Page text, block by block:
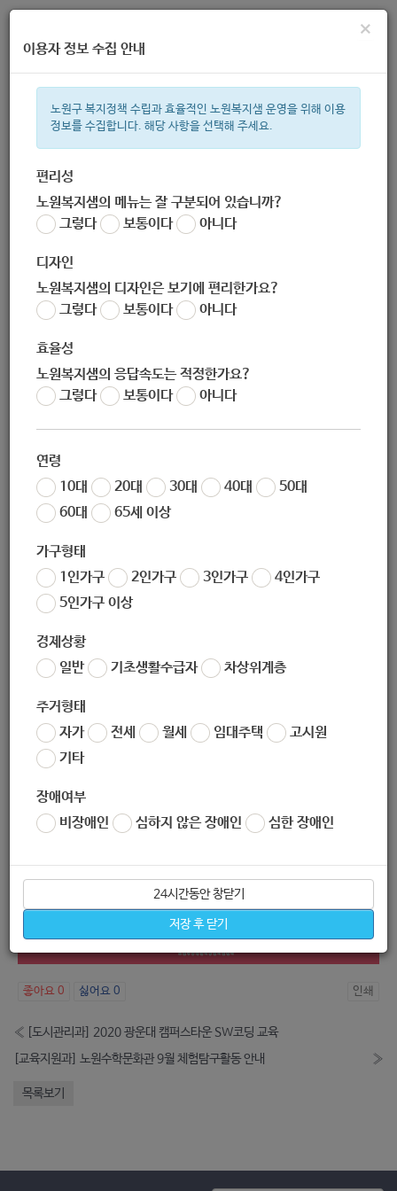
주간 인기검색어
한눈으로 보는 복지 정보
×
이용자 정보 수집 안내
노원구 복지정책 수립과 효율적인 노원복지샘 운영을 위해 이용
정보를 수집합니다. 해당 사항을 선택해 주세요.
편리성
노원복지샘의 메뉴는 잘 구분되어 있습니까?
그렇다
보통이다 아니다
디자인
노원복지샘의 디자인은 보기에 편리한가요?
그렇다
보통이다 아니다
효율성
노원복지샘의 응답속도는 적정한가요?
그렇다
보통이다 아니다
연령
10대
20대 30대 40대
50대
60대
65세 이상
가구형태
1인가구
2인가구 3인가구
4인가구
5인가구 이상
경제상황
일반
기초생활수급자 차상위계층
주거형태
자가
전세 월세 임대주택
고시원
기타
장애여부
비장애인
심하지 않은 장애인 심한 장애인
24시간동안 창닫기
저장 후 닫기
[생활보건과] 알코올중독 가족교육 특강
노원 복지샘
작성일 2020-08-12 09:14
좋아요 0 싫어요 0 인쇄
« [도시관리과] 2020 광운대 캠퍼스타운 SW코딩 교육
[교육지원과] 노원수학문화관 9월 체험탐구활동 안내
»
목록보기